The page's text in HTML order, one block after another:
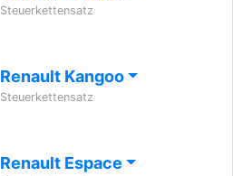
Steuerkettensatz
Renault Kangoo
Steuerkettensatz
Renault Espace